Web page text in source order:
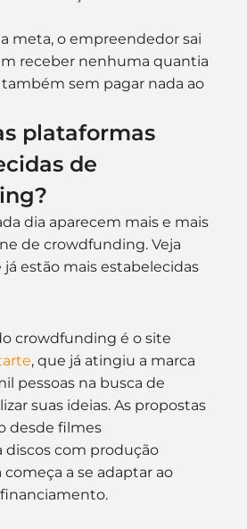
meta, o empreendedor sai
receber nenhuma quantia
sem pagar nada ao
plataformas
de
dia aparecem mais e mais
de crowdfunding. Veja
estão mais estabelecidas
crowdfunding é o site
, que já atingiu a marca
pessoas na busca de
suas ideias. As propostas
desde filmes
com produção
começa a se adaptar ao